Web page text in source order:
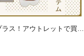
ス！アウトレットで買い